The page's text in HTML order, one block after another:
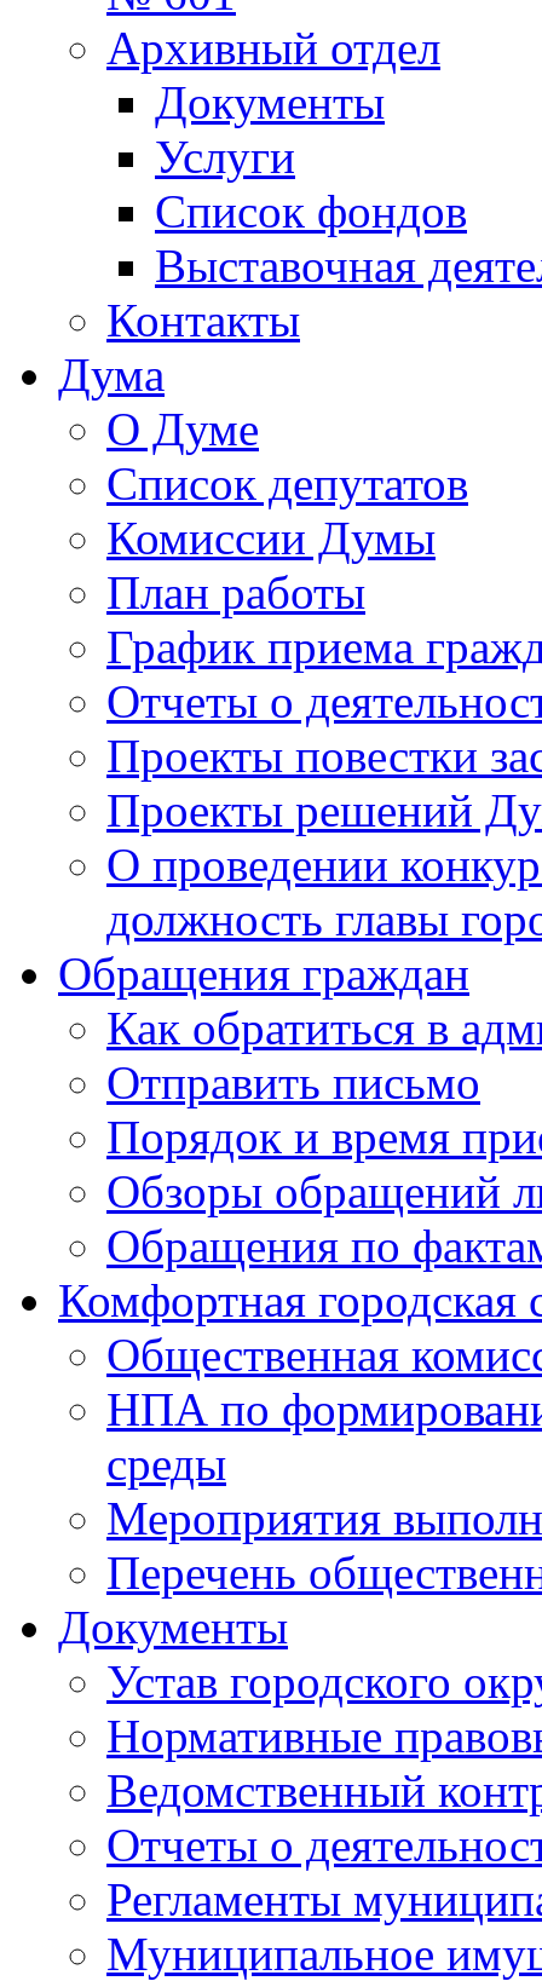
Архивный отдел
Документы
Услуги
Список фондов
Выставочная
Контакты
Дума
О Думе
Список депутатов
Комиссии Думы
План работы
График приема
Отчеты о
Проекты повестки
Проекты решений
О проведении
должность главы
Обращения граждан
Как обратиться в
Отправить письмо
Порядок и время
Обзоры обращений
Обращения по
Комфортная городская
Общественная
НПА по
среды
Мероприятия
Перечень
Документы
Устав городского
Нормативные
Ведомственный
Отчеты о
Регламенты
Муниципальное